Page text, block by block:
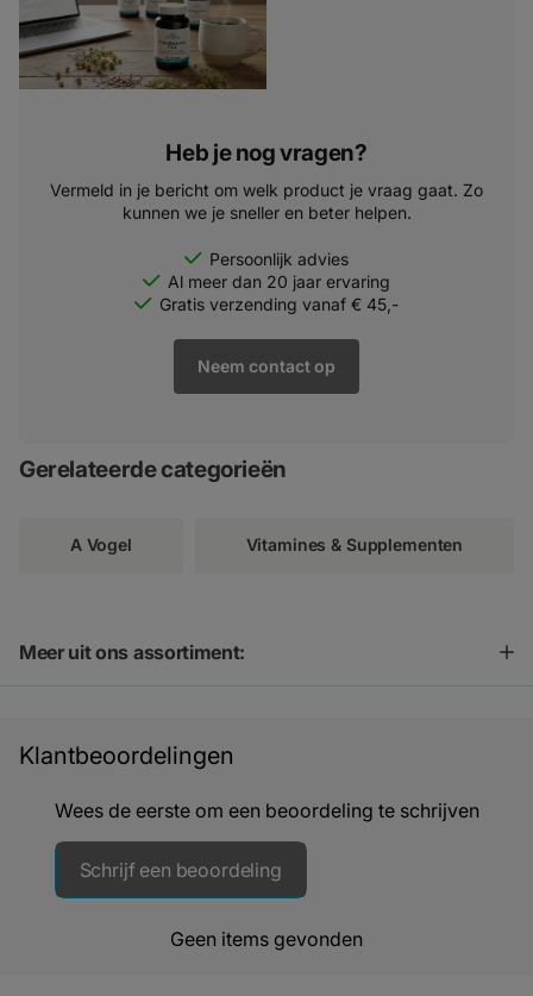
Heb je nog vragen?
Vermeld in je bericht om welk product je vraag gaat. Zo
kunnen we je sneller en beter helpen.
Persoonlijk advies
Al meer dan 20 jaar ervaring
Gratis verzending vanaf € 45,-
Neem contact op
Gerelateerde categorieën
A Vogel Vitamines & Supplementen
Meer uit ons assortiment:
Klantbeoordelingen
Wees de eerste om een beoordeling te schrijven
Schrijf een beoordeling
Geen items gevonden